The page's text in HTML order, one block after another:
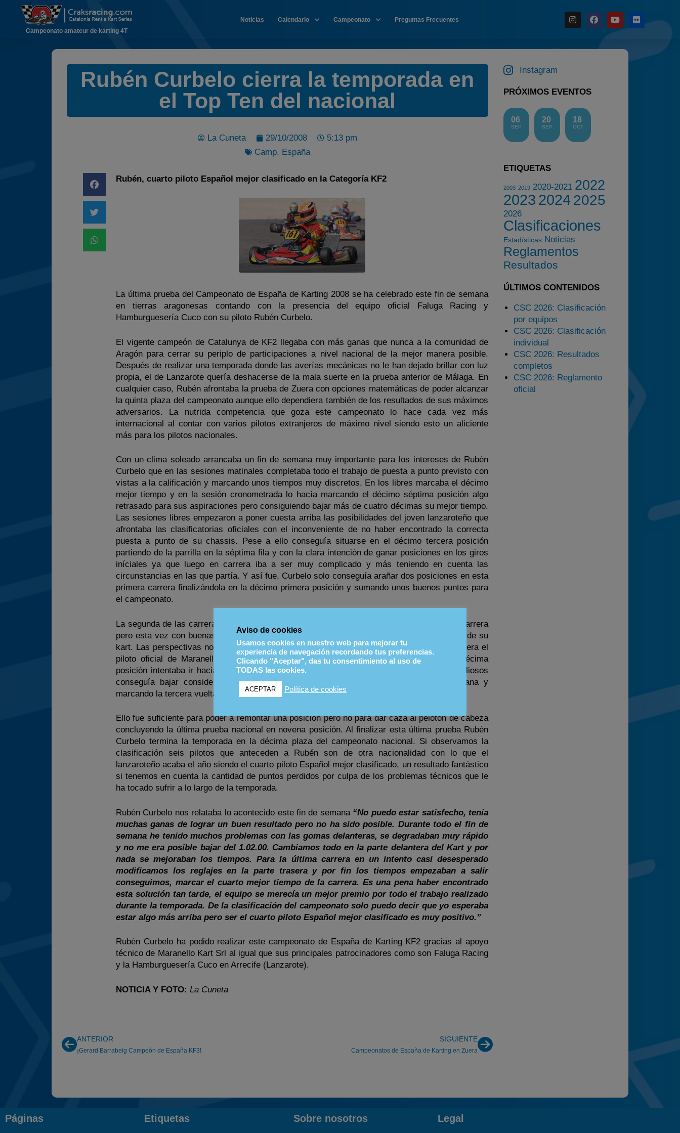
Campeonato amateur de karting 4T
Noticias Calendario Campeonato Preguntas Frecuentes
Rubén Curbelo cierra la temporada en
el Top Ten del nacional
La Cuneta 29/10/2008
5:13 pm
Camp. España
Rubén, cuarto piloto Español mejor clasificado en la Categoría KF2
La última prueba del Campeonato de España de Karting 2008 se ha celebrado este fin de semana
en tierras aragonesas contando con la presencia del equipo oficial Faluga Racing y
Hamburguesería Cuco con su piloto Rubén Curbelo.
El vigente campeón de Catalunya de KF2 llegaba con más ganas que nunca a la comunidad de
Aragón para cerrar su periplo de participaciones a nivel nacional de la mejor manera posible.
Después de realizar una temporada donde las averías mecánicas no le han dejado brillar con luz
propia, el de Lanzarote quería deshacerse de la mala suerte en la prueba anterior de Málaga. En
cualquier caso, Rubén afrontaba la prueba de Zuera con opciones matemáticas de poder alcanzar
la quinta plaza del campeonato aunque ello dependiera también de los resultados de sus máximos
adversarios. La nutrida competencia que goza este campeonato lo hace cada vez más
internacional al contar con varios pilotos extranjeros de máximo nivel siendo esto un aliciente
más para los pilotos nacionales.
Con un clima soleado arrancaba un fin de semana muy importante para los intereses de Rubén
Curbelo que en las sesiones matinales completaba todo el trabajo de puesta a punto previsto con
vistas a la calificación y marcando unos tiempos muy discretos. En los libres marcaba el décimo
mejor tiempo y en la sesión cronometrada lo hacía marcando el décimo séptima posición algo
retrasado para sus aspiraciones pero consiguiendo bajar más de cuatro décimas su mejor tiempo.
Las sesiones libres empezaron a poner cuesta arriba las posibilidades del joven lanzaroteño que
afrontaba las clasificatorias oficiales con el inconveniente de no haber encontrado la correcta
puesta a punto de su chassis. Pese a ello conseguía situarse en el décimo tercera posición
partiendo de la parrilla en la séptima fila y con la clara intención de ganar posiciones en los giros
iníciales ya que luego en carrera iba a ser muy complicado y más teniendo en cuenta las
circunstancias en las que partía. Y así fue, Curbelo solo conseguía arañar dos posiciones en esta
primera carrera finalizándola en la décimo primera posición y sumando unos buenos puntos para
el campeonato.
La segunda de las carreras la afrontaba Curbelo desde la posición obtenida en la anterior carrera
pero esta vez con buenas sensaciones y convencido de haber mejorado la puesta a punto de su
kart. Las perspectivas no podían ser mejores ya que nada más iniciarse esta segunda carrera el
piloto oficial de Maranello Kart Srl conseguía remontar una posición y situado en la décima
posición intentaba ir hacia adelante. Con plena confianza y sacando sus recursos más valiosos
conseguía bajar considerablemente sus tiempos obtenidos durante todo el fin de semana y
marcando la tercera vuelta más rápida de la carrera.
Ello fue suficiente para poder a remontar una posición pero no para dar caza al pelotón de cabeza
concluyendo la última prueba nacional en novena posición. Al finalizar esta última prueba Rubén
Curbelo termina la temporada en la décima plaza del campeonato nacional. Si observamos la
clasificación seis pilotos que anteceden a Rubén son de otra nacionalidad con lo que el
lanzaroteño acaba el año siendo el cuarto piloto Español mejor clasificado, un resultado fantástico
si tenemos en cuenta la cantidad de puntos perdidos por culpa de los problemas técnicos que le
ha tocado sufrir a lo largo de la temporada.
Rubén Curbelo nos relataba lo acontecido este fin de semana “No puedo estar satisfecho, tenía
muchas ganas de lograr un buen resultado pero no ha sido posible. Durante todo el fin de
semana he tenido muchos problemas con las gomas delanteras, se degradaban muy rápido
y no me era posible bajar del 1.02.00. Cambiamos todo en la parte delantera del Kart y por
nada se mejoraban los tiempos. Para la última carrera en un intento casi desesperado
modificamos los reglajes en la parte trasera y por fin los tiempos empezaban a salir
conseguimos, marcar el cuarto mejor tiempo de la carrera. Es una pena haber encontrado
esta solución tan tarde, el equipo se merecía un mejor premio por todo el trabajo realizado
durante la temporada. De la clasificación del campeonato solo puedo decir que yo esperaba
estar algo más arriba pero ser el cuarto piloto Español mejor clasificado es muy positivo.”
Rubén Curbelo ha podido realizar este campeonato de España de Karting KF2 gracias al apoyo
técnico de Maranello Kart Srl al igual que sus principales patrocinadores como son Faluga Racing
y la Hamburguesería Cuco en Arrecife (Lanzarote).
NOTICIA Y FOTO: La Cuneta
ANTERIOR
¡Gerard Barrabeig Campeón de España KF3!
SIGUIENTE
Campeonatos de España de Karting en Zuera
Instagram
PRÓXIMOS EVENTOS
06
SEP
20
SEP
18
OCT
ETIQUETAS
2003 2019 2020-2021 2022
2023 20242025
2026
Clasificaciones
Estadísticas Noticias
Reglamentos
Resultados
ÚLTIMOS CONTENIDOS
CSC 2026: Clasificación
por equipos
CSC 2026: Clasificación
individual
CSC 2026: Resultados
completos
CSC 2026: Reglamento
oficial
Páginas Etiquetas Sobre nosotros Legal
Aviso de cookies
Usamos cookies en nuestro web para mejorar tu
experiencia de navegación recordando tus preferencias.
Clicando "Aceptar", das tu consentimiento al uso de
TODAS las cookies.
ACEPTAR Política de cookies